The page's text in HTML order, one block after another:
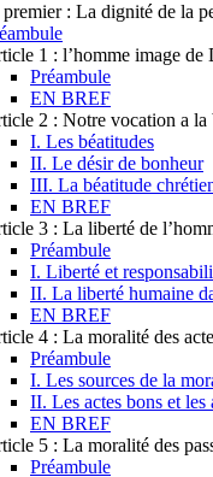
: La dignité de la
1 : l’homme image de
Préambule
EN BREF
2 : Notre vocation a la
I. Les béatitudes
II. Le désir de bonheur
III. La béatitude
EN BREF
3 : La liberté de
Préambule
I. Liberté et
II. La liberté humaine
EN BREF
4 : La moralité des
Préambule
I. Les sources de la
II. Les actes bons et les
EN BREF
5 : La moralité des
Préambule